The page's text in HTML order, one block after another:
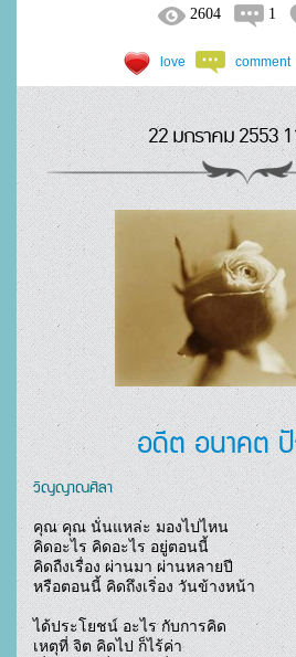
2604 1
love comment
22 มกราคม 2553
อดีต อนาคต
วิญญาณศิลา
คุณ คุณ นั่นแหล่ะ มองไปไหน
คิดอะไร คิดอะไร อยู่ตอนนี้
คิดถืงเรื่อง ผ่านมา ผ่านหลายปี
หรือตอนนี้ คิดถึงเริ่อง วันข้างหน้า
ได้ประโยชน์ อะไร กับการคิด
เหตุที่ จิต คิดไป ก็ไร้ค่า